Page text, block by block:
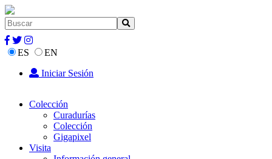
ES
EN
Iniciar Sesión
Colección
Curadurías
Colección
Gigapixel
Visita